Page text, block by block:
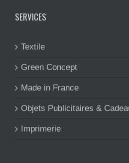
SERVICES
Textile
Green Concept
Made in France
Objets Publicitaires &
Imprimerie